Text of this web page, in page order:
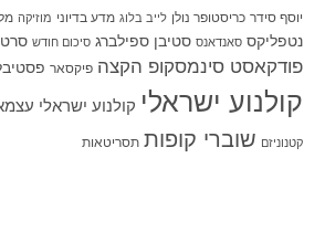
יוסף סידר כריסטופר נולן לייב בלוג מדע בדיוני מוזיקה
נטפליקס סאנדאנס סטיבן ספילברג סיכום חודש
פודקאסט סינמסקופ הקצה פיקסאר
קולנוע ישראלי קולנוע ישראלי
קטנוניזם שוברי קופות תסריטאות